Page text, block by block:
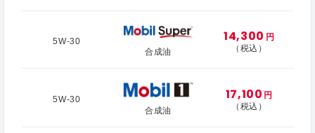
5W-30
合成油
14,300 円
（税込）
5W-30
合成油
17,100 円
（税込）